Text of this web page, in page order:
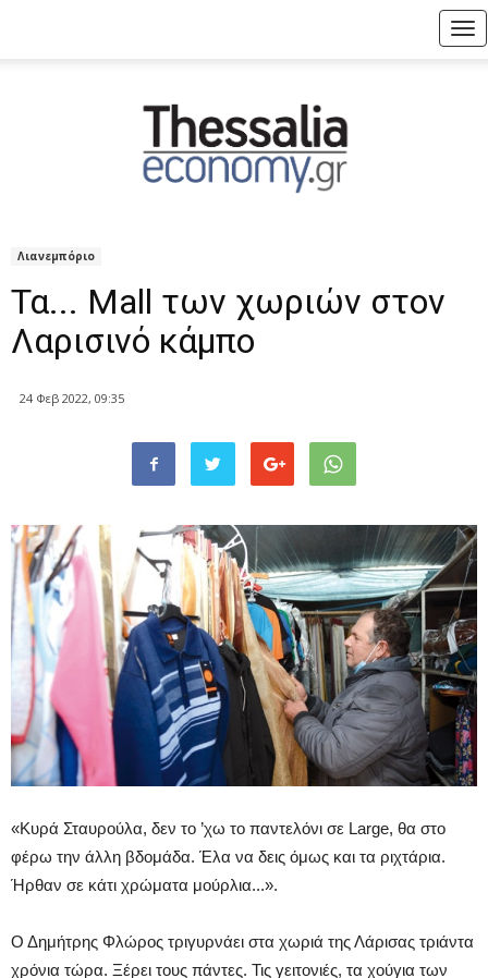
Λιανεμπόριο
Τα... Mall των χωριών στον
Λαρισινό κάμπο
24 Φεβ 2022, 09:35
«Κυρά Σταυρούλα, δεν το ’χω το παντελόνι σε Large, θα στο
φέρω την άλλη βδομάδα. Έλα να δεις όμως και τα ριχτάρια.
Ήρθαν σε κάτι χρώματα μούρλια...».
Ο Δημήτρης Φλώρος τριγυρνάει στα χωριά της Λάρισας τριάντα
χρόνια τώρα. Ξέρει τους πάντες. Τις γειτονιές, τα χούγια των